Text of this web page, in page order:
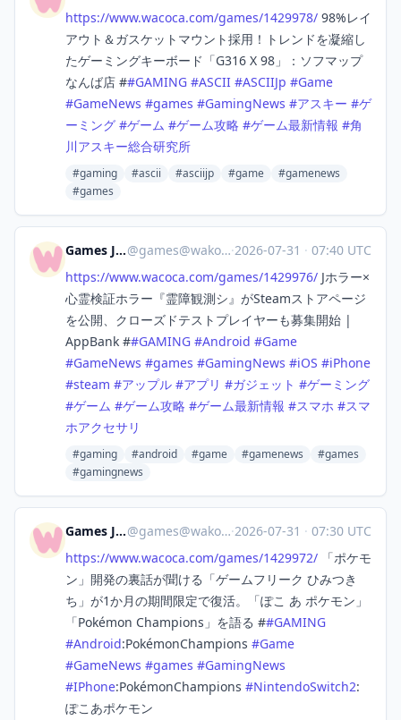
https://www.wacoca.com/games/1429978/ 98%レイ
アウト＆ガスケットマウント採用！トレンドを凝縮し
たゲーミングキーボード「G316 X 98」：ソフマップ
なんば店 ##GAMING #ASCII #ASCIIJp #Game
#GameNews #games #GamingNews #アスキー #ゲ
ーミング #ゲーム #ゲーム攻略 #ゲーム最新情報 #角
川アスキー総合研究所
#gaming #ascii #asciijp #game
#gamenews
#games
Games Japan@games@wakoka.com ·2026-07-31 · 07:40 UTC
https://www.wacoca.com/games/1429976/ Jホラー×
心霊検証ホラー『霊障観測シ』がSteamストアページ
を公開、クローズドテストプレイヤーも募集開始 |
AppBank ##GAMING #Android #Game
#GameNews #games #GamingNews #iOS #iPhone
#steam #アップル #アプリ #ガジェット #ゲーミング
#ゲーム #ゲーム攻略 #ゲーム最新情報 #スマホ #スマ
ホアクセサリ
#gaming #android #game #gamenews
#games
#gamingnews
Games Japan@games@wakoka.com ·2026-07-31 · 07:30 UTC
https://www.wacoca.com/games/1429972/ 「ポケモ
ン」開発の裏話が聞ける「ゲームフリーク ひみつき
ち」が1か月の期間限定で復活。「ぽこ あ ポケモン」
「Pokémon Champions」を語る ##GAMING
#Android:PokémonChampions #Game
#GameNews #games #GamingNews
#IPhone:PokémonChampions #NintendoSwitch2:
ぽこあポケモン